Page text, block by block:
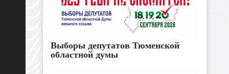
Выборы депутатов Тюменской
областной думы